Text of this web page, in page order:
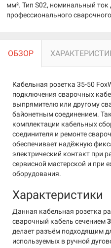
мм². Тип S02, номинальный ток
профессионального
ОБЗОР
Кабельная розетка 35-50
подключения сварочных
выпрямителю или другому
байонетным соединением.
комплектации кабельных
соединителя и ремонте
обеспечивает надёжную
электрический контакт при
сервисной мастерской и при
оборудования.
Характеристики
Данная кабельная розетка
сварочный кабель сечением
делает разъём подходящим
используемых в ручной